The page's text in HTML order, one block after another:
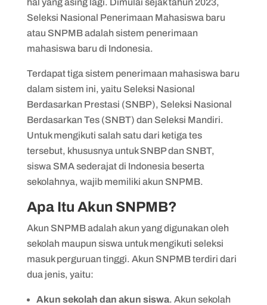
hal yang asing lagi. Dimulai sejak tahun 2023,
Seleksi Nasional Penerimaan Mahasiswa baru
atau SNPMB adalah sistem penerimaan
mahasiswa baru di Indonesia.
Terdapat tiga sistem penerimaan mahasiswa baru
dalam sistem ini, yaitu Seleksi Nasional
Berdasarkan Prestasi (SNBP), Seleksi Nasional
Berdasarkan Tes (SNBT) dan Seleksi Mandiri.
Untuk mengikuti salah satu dari ketiga tes
tersebut, khususnya untuk SNBP dan SNBT,
siswa SMA sederajat di Indonesia beserta
sekolahnya, wajib memiliki akun SNPMB.
Apa Itu Akun SNPMB?
Akun SNPMB adalah akun yang digunakan oleh
sekolah maupun siswa untuk mengikuti seleksi
masuk perguruan tinggi. Akun SNPMB terdiri dari
dua jenis, yaitu:
Akun sekolah dan akun siswa. Akun sekolah